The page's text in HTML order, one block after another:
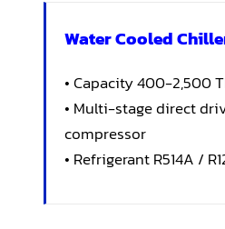
Water Cooled
• Capacity 400-2,500
• Multi-stage direct
compressor
• Refrigerant R514A /